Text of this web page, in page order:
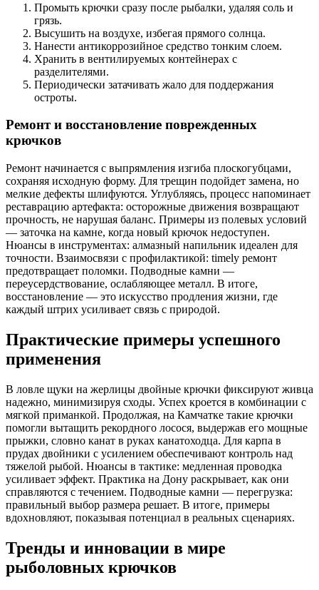
Промыть крючки сразу после рыбалки, удаляя соль и
грязь.
Высушить на воздухе, избегая прямого солнца.
Нанести антикоррозийное средство тонким слоем.
Хранить в вентилируемых контейнерах с
разделителями.
Периодически затачивать жало для поддержания
остроты.
Ремонт и восстановление поврежденных
крючков
Ремонт начинается с выпрямления изгиба плоскогубцами,
сохраняя исходную форму. Для трещин подойдет замена, но
мелкие дефекты шлифуются. Углубляясь, процесс напоминает
реставрацию артефакта: осторожные движения возвращают
прочность, не нарушая баланс. Примеры из полевых условий
— заточка на камне, когда новый крючок недоступен.
Нюансы в инструментах: алмазный напильник идеален для
точности. Взаимосвязи с профилактикой: timely ремонт
предотвращает поломки. Подводные камни —
переусердствование, ослабляющее металл. В итоге,
восстановление — это искусство продления жизни, где
каждый штрих усиливает связь с природой.
Практические примеры успешного
применения
В ловле щуки на жерлицы двойные крючки фиксируют живца
надежно, минимизируя сходы. Успех кроется в комбинации с
мягкой приманкой. Продолжая, на Камчатке такие крючки
помогли вытащить рекордного лосося, выдержав его мощные
прыжки, словно канат в руках канатоходца. Для карпа в
прудах двойники с усилением обеспечивают контроль над
тяжелой рыбой. Нюансы в тактике: медленная проводка
усиливает эффект. Практика на Дону раскрывает, как они
справляются с течением. Подводные камни — перегрузка:
правильный выбор размера решает. В итоге, примеры
вдохновляют, показывая потенциал в реальных сценариях.
Тренды и инновации в мире
рыболовных крючков